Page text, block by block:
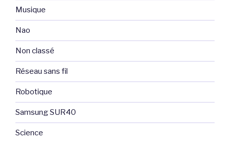
Musique
Nao
Non classé
Réseau sans fil
Robotique
Samsung SUR40
Science